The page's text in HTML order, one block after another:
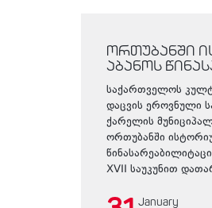
ორთუბანში
აბანოს
საქართველოს
დაცვის ეროვნული
ქარელის
ორთუბანში
XVII საუკუნით
January